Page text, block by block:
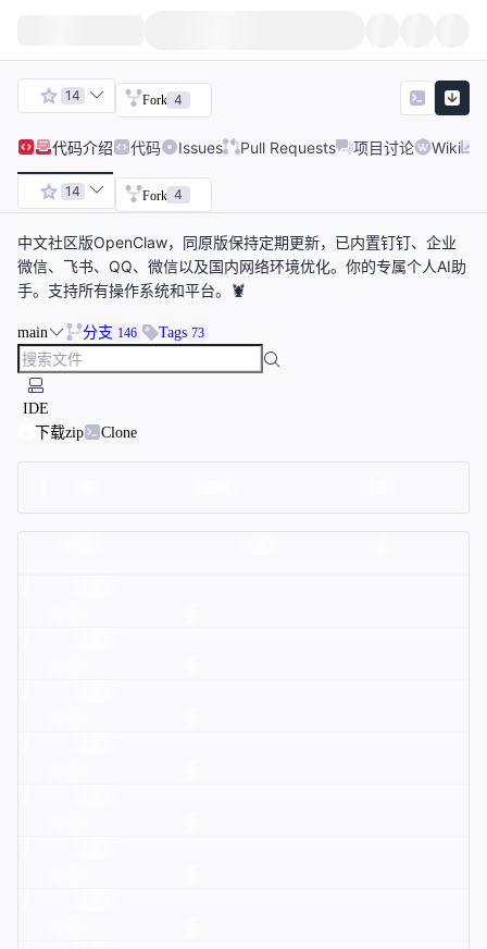
14 Fork 4
代码介绍 代码 Issues Pull Requests 项目讨论 Wiki
14 Fork 4
中文社区版OpenClaw，同原版保持定期更新，已内置钉钉、企业
微信、飞书、QQ、微信以及国内网络环境优化。你的专属个人AI助
手。支持所有操作系统和平台。🦞
main 分支 146 Tags 73
IDE
下载zip
Clone